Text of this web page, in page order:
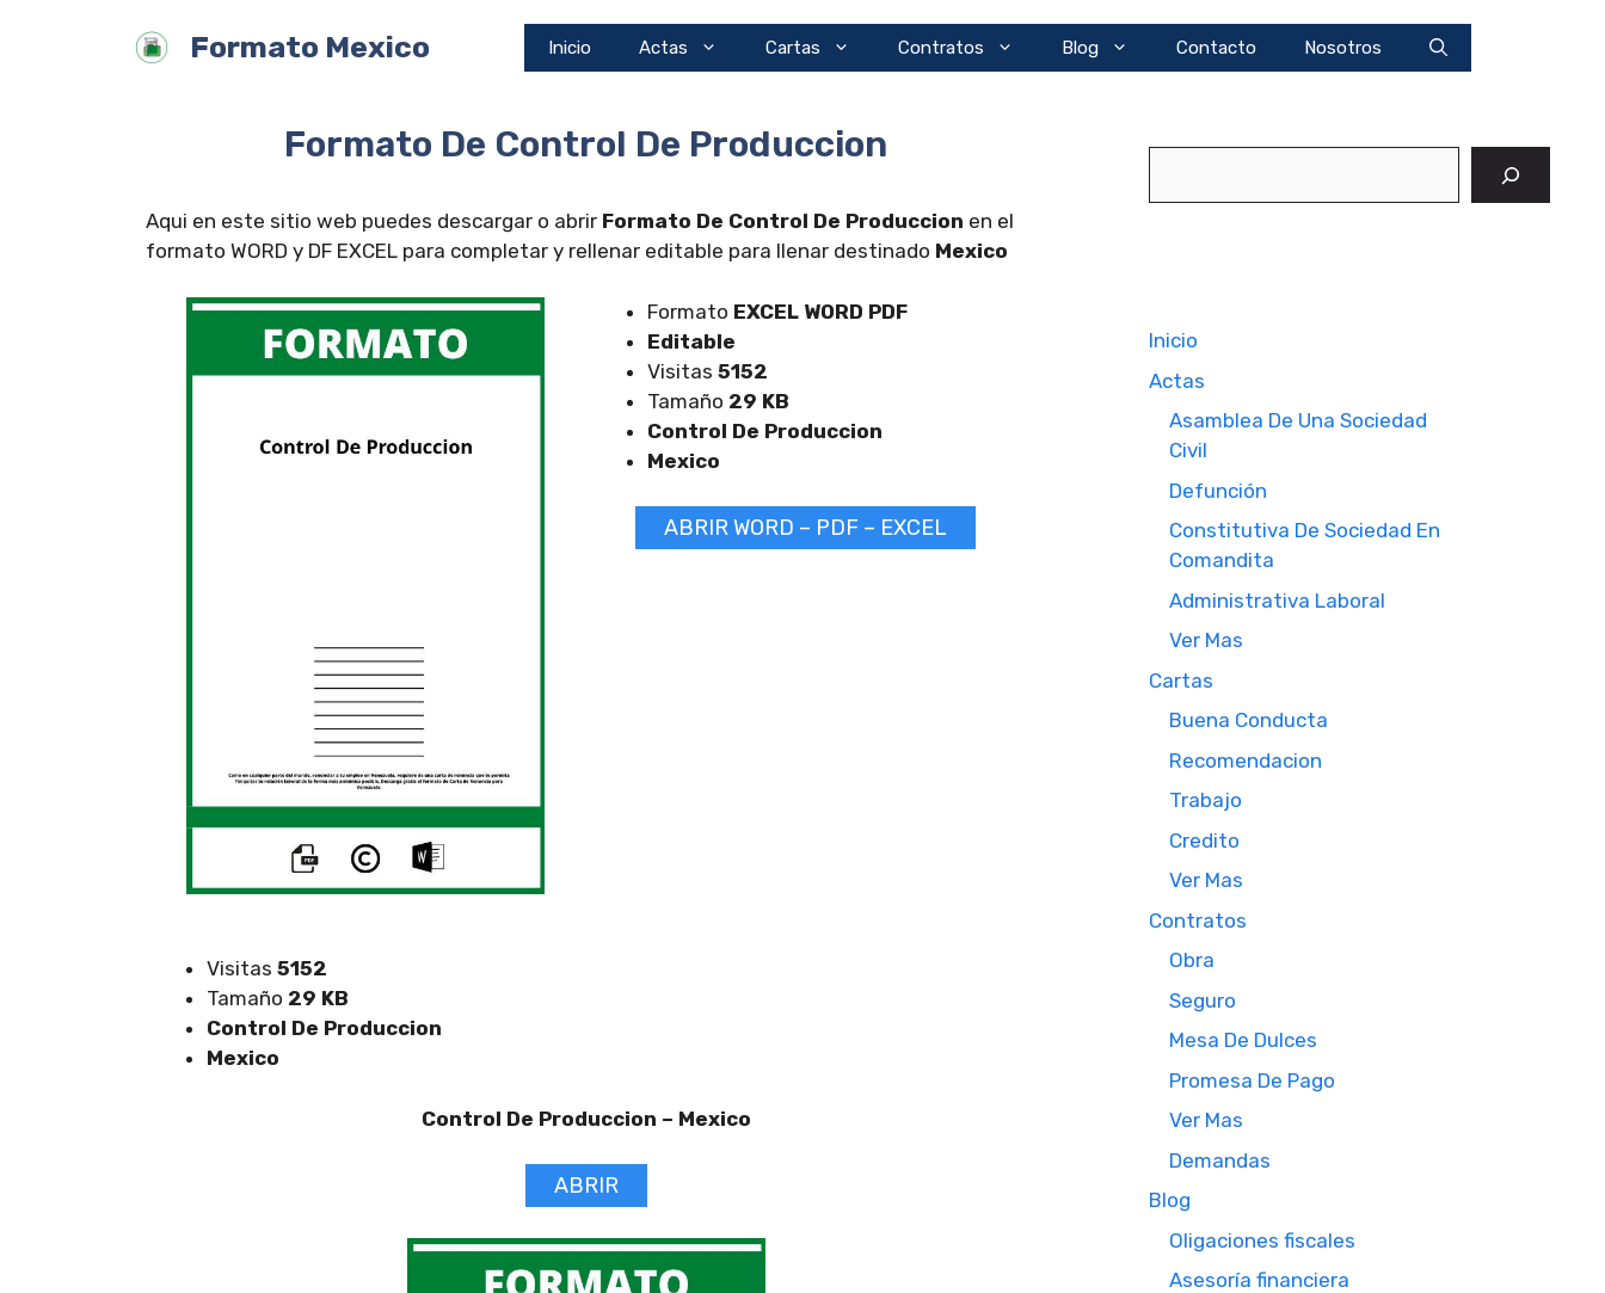
Formato Mexico Inicio Actas Cartas Contratos Blog Contacto Nosotros
Formato De Control De Produccion
Aqui en este sitio web puedes descargar o abrir Formato De Control De Produccion en el
formato WORD y DF EXCEL para completar y rellenar editable para llenar destinado Mexico
Formato EXCEL WORD PDF
Editable
Visitas 5152
Tamaño 29 KB
Control De Produccion
Mexico
ABRIR WORD – PDF – EXCEL
Visitas 5152
Tamaño 29 KB
Control De Produccion
Mexico
Control De Produccion – Mexico
ABRIR
Inicio
Actas
Asamblea De Una Sociedad
Civil
Defunción
Constitutiva De Sociedad En
Comandita
Administrativa Laboral
Ver Mas
Cartas
Buena Conducta
Recomendacion
Trabajo
Credito
Ver Mas
Contratos
Obra
Seguro
Mesa De Dulces
Promesa De Pago
Ver Mas
Demandas
Blog
Oligaciones fiscales
Asesoría financiera